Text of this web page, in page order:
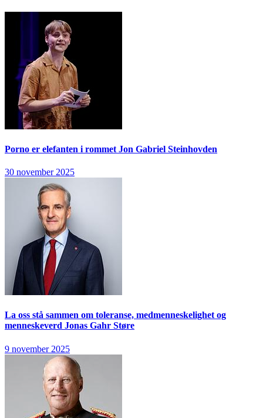
Porno er elefanten i rommet Jon Gabriel Steinhovden
30 november 2025
La oss stå sammen om toleranse, medmenneskelighet og
menneskeverd Jonas Gahr Støre
9 november 2025